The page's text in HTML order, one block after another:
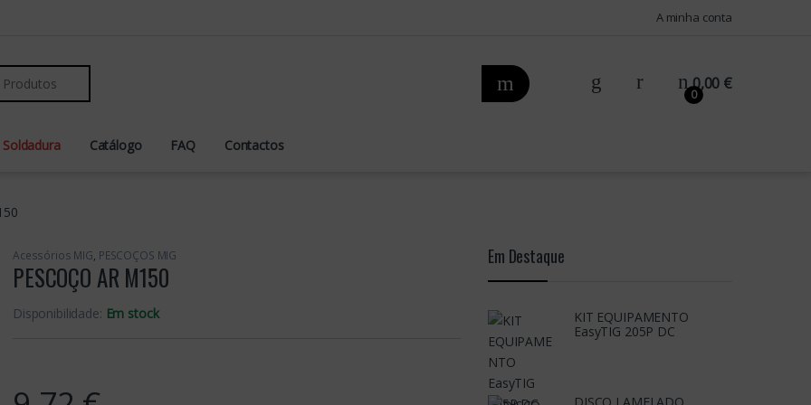
A minha conta
0
0,00 €
Soldadura Catálogo FAQ Contactos
Acessórios MIG, PESCOÇOS MIG
PESCOÇO AR M150
Disponibilidade: Em stock
Em Destaque
KIT EQUIPAMENTO
EasyTIG 205P DC